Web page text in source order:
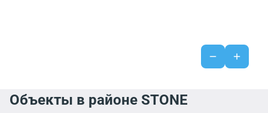
Объекты в районе STONE